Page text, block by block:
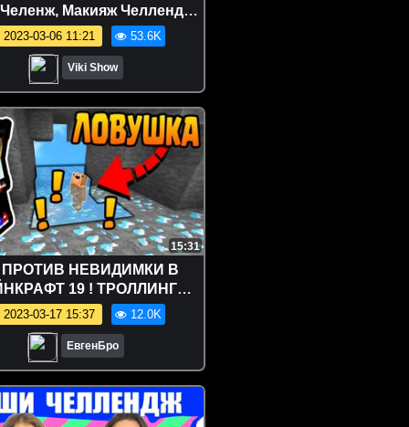
Макияж Челлендж,
Челлендж, Блинный
и др. - Попробуй Не
Челлендж Мимика /
Вики Шоу
2023-03-06 11:21 53.6K
Viki Show
15:31
ПРОТИВ НЕВИДИМКИ В
19 ! ТРОЛЛИНГ
В MINECRAFT Мультик
Майнкрафт
2023-03-17 15:37 12.0K
ЕвгенБро